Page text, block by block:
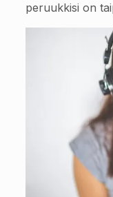
peruukkisi on